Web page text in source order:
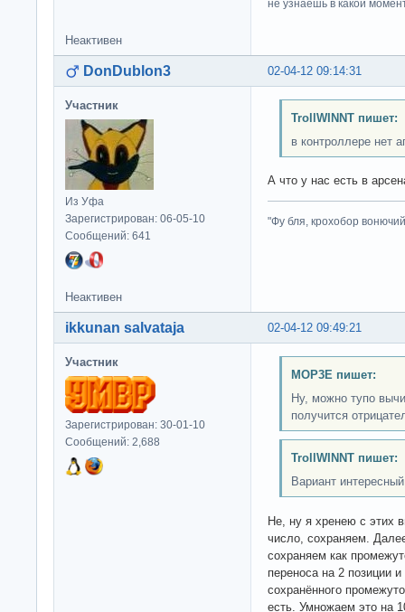
не узнаешь в какой
Неактивен
02-04-12 09:14:31
DonDublon3
Участник
Из Уфа
Зарегистрирован: 06-05-10
Сообщений: 641
TrollWINNT пишет:
в контроллере нет
А что у нас есть в
"Фу бля, крохобор
Неактивен
02-04-12 09:49:21
ikkunan salvataja
Участник
Зарегистрирован: 30-01-10
Сообщений: 2,688
MOP3E пишет:
Ну, можно тупо
получится
TrollWINNT пишет:
Вариант
Не, ну я хренею с этих
число, сохраняем.
сохраняем как
переноса на 2 позиции
сохранённого
есть. Умножаем это на